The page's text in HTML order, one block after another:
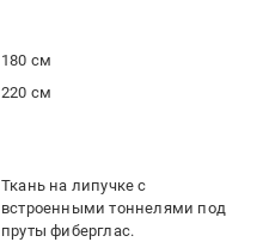
180 см
220 см
Ткань на липучке с
встроенными тоннелями под
пруты фиберглас.